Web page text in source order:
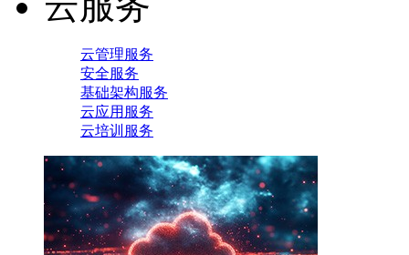
云管理服务
安全服务
基础架构服务
云应用服务
云培训服务